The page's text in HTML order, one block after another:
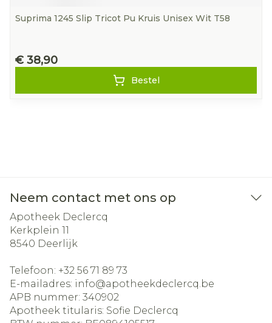
Suprima 1245 Slip Tricot Pu Kruis Unisex Wit T58
€ 38,90
Bestel
Neem contact met ons op
Apotheek Declercq
Kerkplein 11
8540 Deerlijk
Telefoon: +32 56 71 89 73
E-mailadres: info@apotheekdeclercq.be
APB nummer: 340902
Apotheek titularis: Sofie Declercq